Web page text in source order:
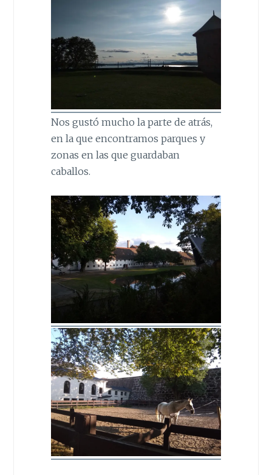
Nos gustó mucho la parte de atrás,
en la que encontramos parques y
zonas en las que guardaban
caballos.